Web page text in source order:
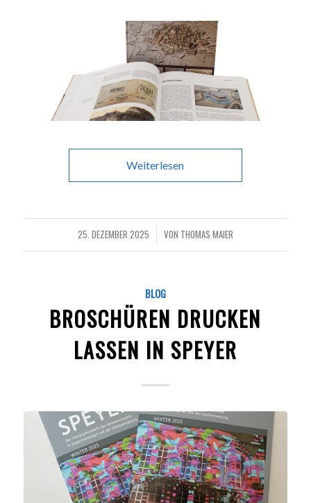
Weiterlesen
25. DEZEMBER 2025
/ VON THOMAS MAIER
BLOG
BROSCHÜREN DRUCKEN
LASSEN IN SPEYER